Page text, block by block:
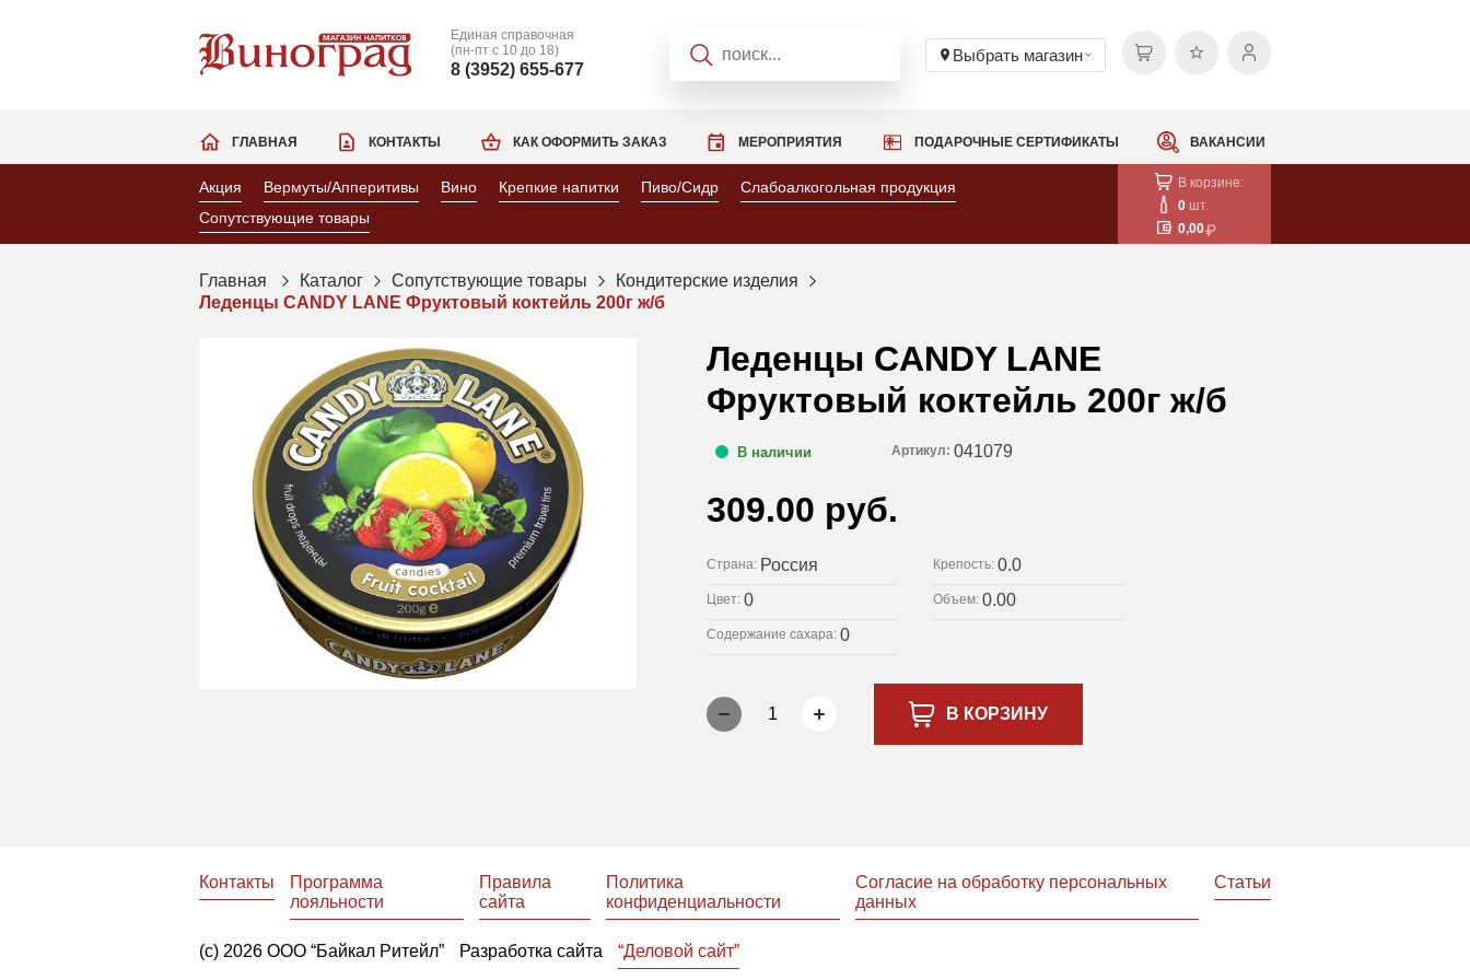
Единая справочная
(пн-пт с 10 до 18)
8 (3952) 655-677
Выбрать магазин
КАК ОФОРМИТЬ ЗАКАЗ МЕРОПРИЯТИЯ ПОДАРОЧНЫЕ СЕРТИФИКАТЫ ВАКАНСИИ
ГЛАВНАЯ КОНТАКТЫ
Акция Вермуты/Апперитивы Вино Крепкие напитки Пиво/Сидр
Слабоалкогольная продукция
Сопутствующие товары
В корзине:
0 шт.
0,00
Главная Каталог Сопутствующие товары
Кондитерские изделия
Леденцы CANDY LANE Фруктовый коктейль 200г ж/б
Леденцы CANDY LANE
Фруктовый коктейль 200г ж/б
В наличии Артикул: 041079
309.00 руб.
Страна: Россия Крепость: 0.0
Цвет: 0 Объем: 0.00
Содержание сахара: 0
1 В КОРЗИНУ
Контакты
Программа
лояльности
Правила
сайта
Политика
конфиденциальности
Согласие на обработку персональных
данных
Статьи
(с) 2026 ООО “Байкал Ритейл” Разработка сайта “Деловой сайт”